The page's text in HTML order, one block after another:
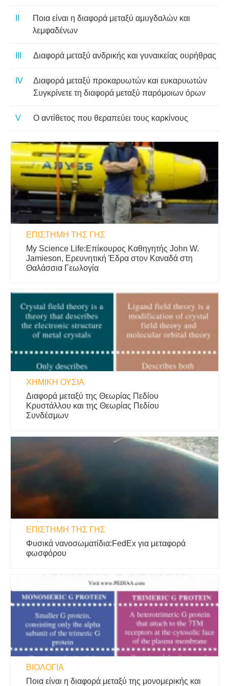
Ποια είναι η διαφορά μεταξύ αμυγδαλών και
λεμφαδένων
Διαφορά μεταξύ ανδρικής και γυναικείας ουρήθρας
Διαφορά μεταξύ προκαρυωτών και ευκαρυωτών
Συγκρίνετε τη διαφορά μεταξύ παρόμοιων όρων
Ο αντίθετος που θεραπεύει τους καρκίνους
ΕΠΙΣΤΉΜΗ ΤΗΣ ΓΗΣ
My Science Life:Επίκουρος Καθηγητής John W.
Jamieson, Ερευνητική Έδρα στον Καναδά στη
Θαλάσσια Γεωλογία
ΧΗΜΙΚΉ ΟΥΣΊΑ
Διαφορά μεταξύ της Θεωρίας Πεδίου
Κρυστάλλου και της Θεωρίας Πεδίου
Συνδέσμων
ΕΠΙΣΤΉΜΗ ΤΗΣ ΓΗΣ
Φυσικά νανοσωματίδια:FedEx για μεταφορά
φωσφόρου
ΒΙΟΛΟΓΊΑ
Ποια είναι η διαφορά μεταξύ της μονομερικής και